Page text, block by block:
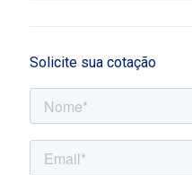
Solicite sua cotação